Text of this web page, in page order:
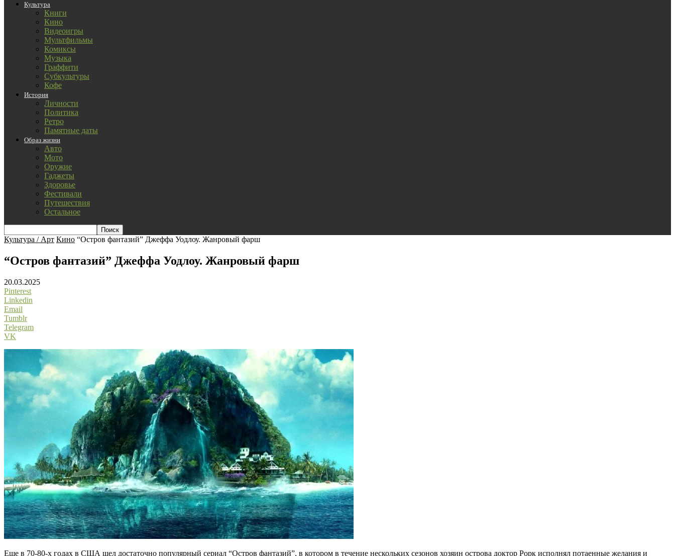
Культура
Книги
Кино
Видеоигры
Мультфильмы
Комиксы
Музыка
Граффити
Субкультуры
Кофе
История
Личности
Политика
Ретро
Памятные даты
Образ жизни
Авто
Мото
Оружие
Гаджеты
Здоровье
Фестивали
Путешествия
Остальное
Культура / Арт Кино “Остров фантазий” Джеффа Уодлоу. Жанровый фарш
“Остров фантазий” Джеффа Уодлоу. Жанровый фарш
20.03.2025
Pinterest
Linkedin
Email
Tumblr
Telegram
VK
Еще в 70-80-х годах в США шел достаточно популярный сериал “Остров фантазий”, в котором в течение нескольких сезонов хозяин острова доктор Рорк исполнял потаенные желания и